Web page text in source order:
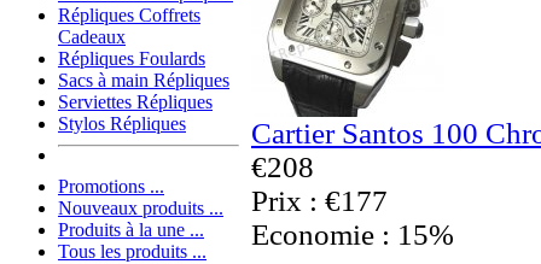
Répliques Coffrets
Cadeaux
Répliques Foulards
Sacs à main Répliques
Serviettes Répliques
Stylos Répliques
Promotions ...
Nouveaux produits ...
Produits à la une ...
Tous les produits ...
Cartier Santos 100
€208
Prix : €177
Economie : 15%